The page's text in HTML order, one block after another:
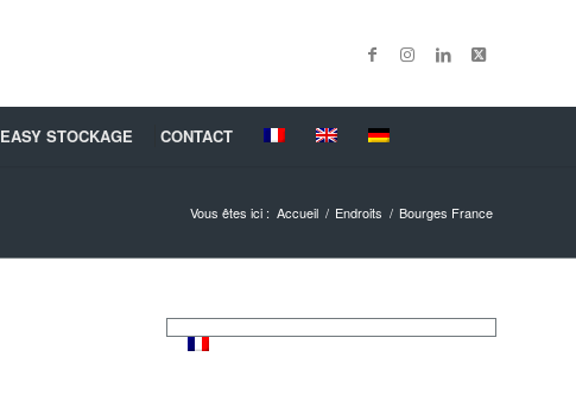
EASY STOCKAGE CONTACT
Vous êtes ici : Accueil / Endroits / Bourges France